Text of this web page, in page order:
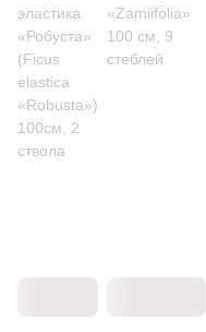
эластика
«Робуста»
(Ficus
elastica
«Robusta»)
100см, 2
ствола
«Zamiifolia»
100 см, 9
стеблей